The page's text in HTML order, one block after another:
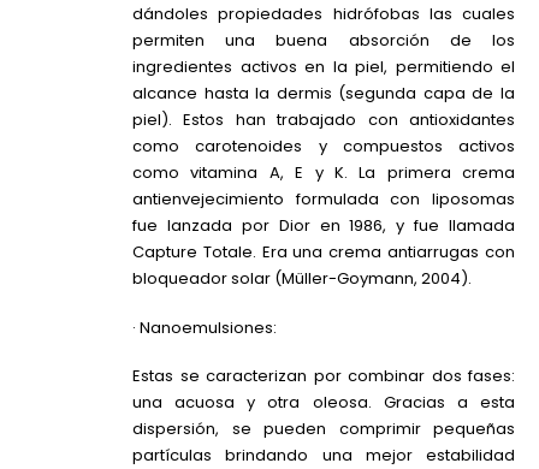
dándoles propiedades hidrófobas las cuales
permiten una buena absorción de los
ingredientes activos en la piel, permitiendo el
alcance hasta la dermis (segunda capa de la
piel). Estos han trabajado con antioxidantes
como carotenoides y compuestos activos
como vitamina A, E y K. La primera crema
antienvejecimiento formulada con liposomas
fue lanzada por Dior en 1986, y fue llamada
Capture Totale. Era una crema antiarrugas con
bloqueador solar (Müller-Goymann, 2004).
· Nanoemulsiones:
Estas se caracterizan por combinar dos fases:
una acuosa y otra oleosa. Gracias a esta
dispersión, se pueden comprimir pequeñas
partículas brindando una mejor estabilidad